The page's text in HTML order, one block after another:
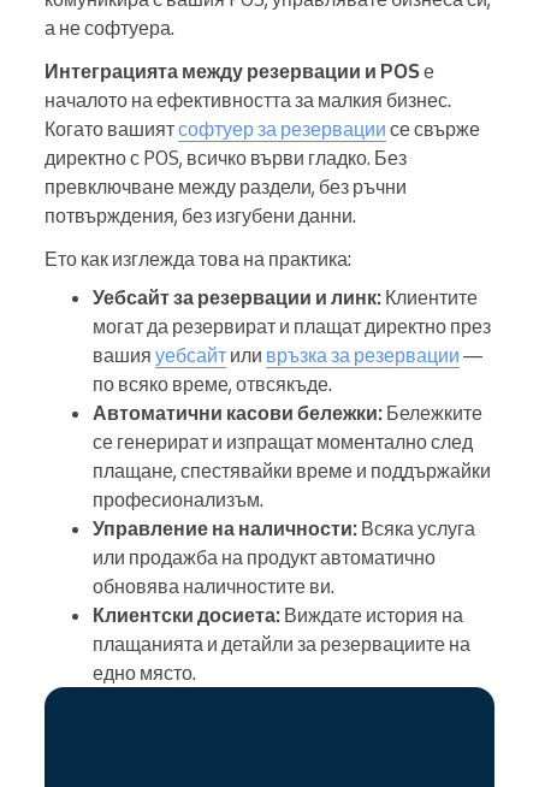
а не софтуера.
Интеграцията между резервации и POSе
началото на ефективността за малкия бизнес.
Когато вашиятсофтуер за резервации се свърже
директно с POS, всичко върви гладко. Без
превключване между раздели, без ръчни
потвърждения, без изгубени данни.
Ето как изглежда това на практика:
Уебсайт за резервации и линк: Клиентите
могат да резервират и плащат директно през
вашия уебсайт или връзка за резервации —
по всяко време, отвсякъде.
Автоматични касови бележки: Бележките
се генерират и изпращат моментално след
плащане, спестявайки време и поддържайки
професионализъм.
Управление на наличности: Всяка услуга
или продажба на продукт автоматично
обновява наличностите ви.
Клиентски досиета: Виждате история на
плащанията и детайли за резервациите на
едно място.